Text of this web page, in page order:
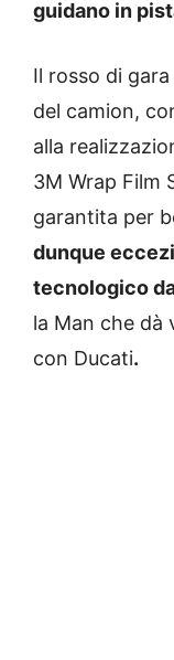
guidano in
Il rosso di
del camion,
alla
3M Wrap Film
garantita per
dunque
tecnologico
la Man che dà
con Ducati.